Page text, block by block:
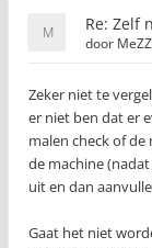
Re: Zelf
door
Zeker niet te
er niet ben dat er
malen check of de
de machine
uit en dan
Gaat het niet